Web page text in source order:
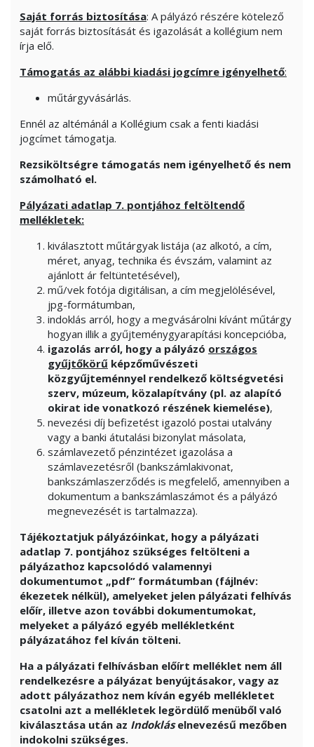
Saját forrás biztosítása: A pályázó részére kötelező
saját forrás biztosítását és igazolását a kollégium nem
írja elő.
Támogatás az alábbi kiadási jogcímre igényelhető:
műtárgyvásárlás.
Ennél az altémánál a Kollégium csak a fenti kiadási
jogcímet támogatja.
Rezsiköltségre támogatás nem igényelhető és nem
számolható el.
Pályázati adatlap 7. pontjához feltöltendő
mellékletek:
kiválasztott műtárgyak listája (az alkotó, a cím,
méret, anyag, technika és évszám, valamint az
ajánlott ár feltüntetésével),
mű/vek fotója digitálisan, a cím megjelölésével,
jpg-formátumban,
indoklás arról, hogy a megvásárolni kívánt műtárgy
hogyan illik a gyűjteménygyarapítási koncepcióba,
igazolás arról, hogy a pályázó országos
gyűjtőkörű képzőművészeti
közgyűjteménnyel rendelkező költségvetési
szerv, múzeum, közalapítvány (pl. az alapító
okirat ide vonatkozó részének kiemelése),
nevezési díj befizetést igazoló postai utalvány
vagy a banki átutalási bizonylat másolata,
számlavezető pénzintézet igazolása a
számlavezetésről (bankszámlakivonat,
bankszámlaszerződés is megfelelő, amennyiben a
dokumentum a bankszámlaszámot és a pályázó
megnevezését is tartalmazza).
Tájékoztatjuk pályázóinkat, hogy a pályázati
adatlap 7. pontjához szükséges feltölteni a
pályázathoz kapcsolódó valamennyi
dokumentumot „pdf” formátumban (fájlnév:
ékezetek nélkül), amelyeket jelen pályázati felhívás
előír, illetve azon további dokumentumokat,
melyeket a pályázó egyéb mellékletként
pályázatához fel kíván tölteni.
Ha a pályázati felhívásban előírt melléklet nem áll
rendelkezésre a pályázat benyújtásakor, vagy az
adott pályázathoz nem kíván egyéb mellékletet
csatolni azt a mellékletek legördülő menüből való
kiválasztása után az Indokláselnevezésű mezőben
indokolni szükséges.